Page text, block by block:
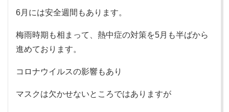
6月には安全週間もあります。
梅雨時期も相まって、熱中症の対策を5月も半ばから
進めております。
コロナウイルスの影響もあり
マスクは欠かせないところではありますが